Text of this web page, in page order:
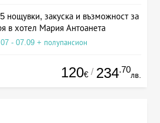
нощувки, закуска и възможност за
в хотел Мария Антоанета
- 07.09 + полупансион
120€ / 234.70
лв.